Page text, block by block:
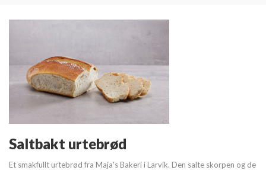
Saltbakt urtebrød
Et smakfullt urtebrød fra Maja's Bakeri i Larvik. Den salte skorpen og de